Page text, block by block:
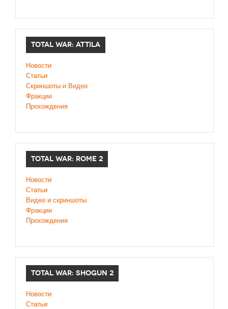
TOTAL WAR: ATTILA
Новости
Статьи
Скриншоты и Видео
Фракции
Прохождения
TOTAL WAR: ROME 2
Новости
Статьи
Видео и скриншоты
Фракции
Прохождения
TOTAL WAR: SHOGUN 2
Новости
Статьи